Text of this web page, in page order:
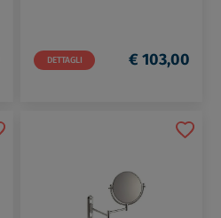
DETTAGLI € 103,00